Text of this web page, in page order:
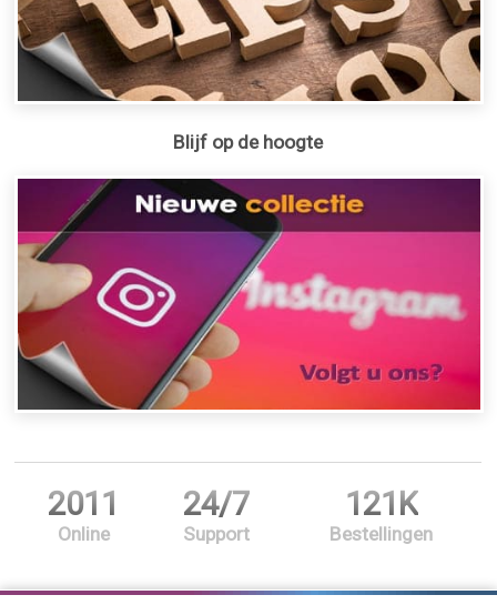
Blijf op de hoogte
2011
Online
24/7
Support
121K
Bestellingen